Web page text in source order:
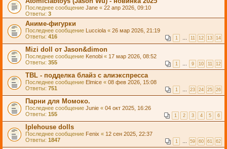
Последнее сообщение Jane « 22 апр 2026, 09:10
Ответы: 3
Аниме-фигурки
Последнее сообщение Lucciola « 26 мар 2026, 21:19
Ответы: 416 1 … 11 12 13 14
Mizi doll от Jason&dimon
Последнее сообщение Kenobi « 17 мар 2026, 08:52
Ответы: 355 1 … 9 10 11 12
TBL - подделка блайз с алиэкспресса
Последнее сообщение Elmice « 08 фев 2026, 15:08
Ответы: 751 1 … 23 24 25 26
Парни для Момоко.
Последнее сообщение Junie « 04 окт 2025, 16:26
Ответы: 155 1 2 3 4 5 6
Iplehouse dolls
Последнее сообщение Fenix « 12 сен 2025, 22:37
Ответы: 1847 1 … 59 60 61 62